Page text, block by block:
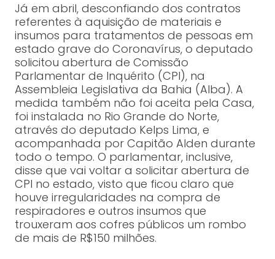
Já em abril, desconfiando dos contratos
referentes à aquisição de materiais e
insumos para tratamentos de pessoas em
estado grave do Coronavírus, o deputado
solicitou abertura de Comissão
Parlamentar de Inquérito (CPI), na
Assembleia Legislativa da Bahia (Alba). A
medida também não foi aceita pela Casa,
foi instalada no Rio Grande do Norte,
através do deputado Kelps Lima, e
acompanhada por Capitão Alden durante
todo o tempo. O parlamentar, inclusive,
disse que vai voltar a solicitar abertura de
CPI no estado, visto que ficou claro que
houve irregularidades na compra de
respiradores e outros insumos que
trouxeram aos cofres públicos um rombo
de mais de R$150 milhões.